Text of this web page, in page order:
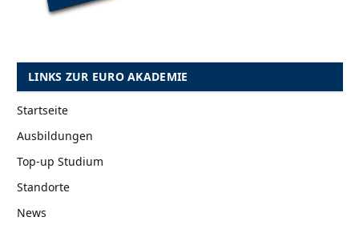
LINKS ZUR EURO AKADEMIE
Startseite
Ausbildungen
Top-up Studium
Standorte
News